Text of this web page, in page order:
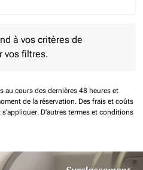
trip Selected
à vos critères de
vos filtres.
au cours des dernières 48 heures et
de la réservation. Des frais et coûts
s'appliquer. D'autres termes et conditions